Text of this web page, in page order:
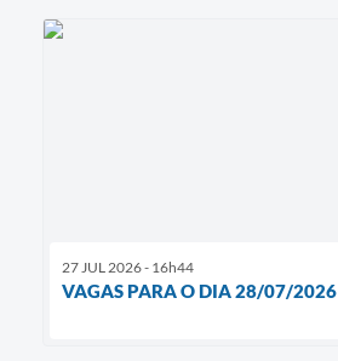
27 JUL 2026 - 16h44
VAGAS PARA O DIA 28/07/2026